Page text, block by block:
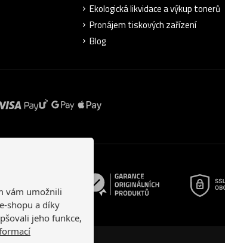
Ekologická likvidace a výkup tonerů
Pronájem tiskových zařízení
Blog
vám umožnili
shopu a díky
jeho funkce,